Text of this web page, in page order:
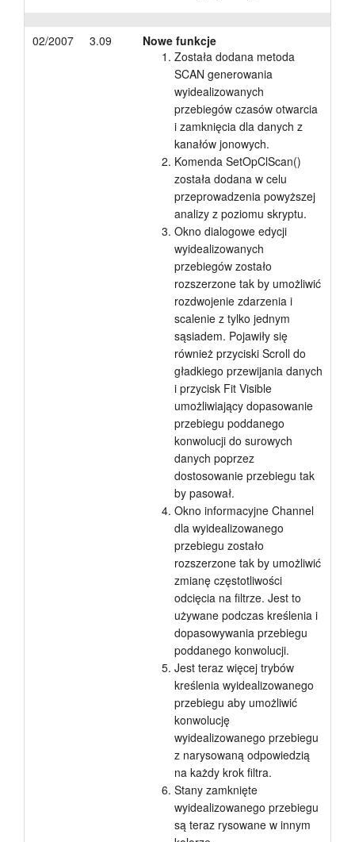
02/2007 3.09
Nowe funkcje
Została dodana metoda
SCAN generowania
wyidealizowanych
przebiegów czasów otwarcia
i zamknięcia dla danych z
kanałów jonowych.
Komenda SetOpClScan()
została dodana w celu
przeprowadzenia powyższej
analizy z poziomu skryptu.
Okno dialogowe edycji
wyidealizowanych
przebiegów zostało
rozszerzone tak by umożliwić
rozdwojenie zdarzenia i
scalenie z tylko jednym
sąsiadem. Pojawiły się
również przyciski Scroll do
gładkiego przewijania danych
i przycisk Fit Visible
umożliwiający dopasowanie
przebiegu poddanego
konwolucji do surowych
danych poprzez
dostosowanie przebiegu tak
by pasował.
Okno informacyjne Channel
dla wyidealizowanego
przebiegu zostało
rozszerzone tak by umożliwić
zmianę częstotliwości
odcięcia na filtrze. Jest to
używane podczas kreślenia i
dopasowywania przebiegu
poddanego konwolucji.
Jest teraz więcej trybów
kreślenia wyidealizowanego
przebiegu aby umożliwić
konwolucję
wyidealizowanego przebiegu
z narysowaną odpowiedzią
na każdy krok filtra.
Stany zamknięte
wyidealizowanego przebiegu
są teraz rysowane w innym